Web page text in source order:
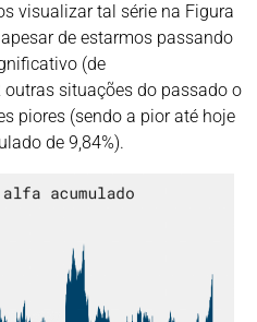
visualizar tal série na Figura
de estarmos passando
(de
situações do passado o
piores (sendo a pior até hoje
de 9,84%).